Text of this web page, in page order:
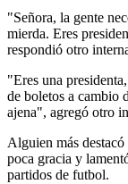
"Señora, la gente
mierda. Eres
respondió otro
"Eres una
de boletos a cambio
ajena", agregó otro
Alguien más
poca gracia y
partidos de futbol.